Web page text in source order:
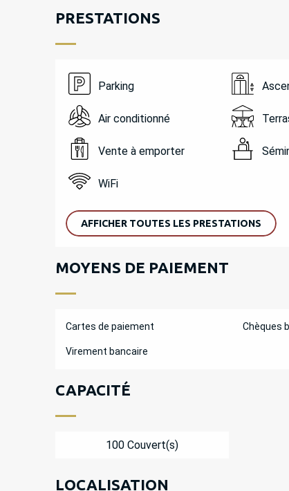
PRESTATIONS
Parking
Air conditionné
Vente à emporter
WiFi
AFFICHER TOUTES LES PRESTATIONS
MOYENS DE PAIEMENT
Cartes de paiement Chèques
Virement bancaire
CAPACITÉ
100 Couvert(s)
LOCALISATION